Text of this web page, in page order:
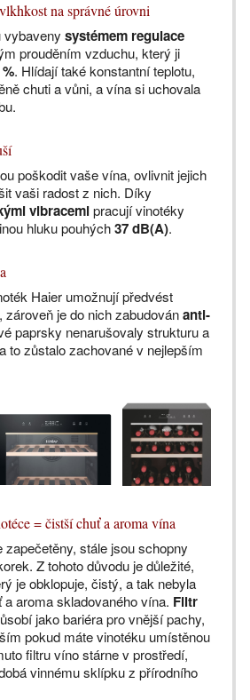
na správné úrovni
vybaveny systémem regulace
prouděním vzduchu, který ji
. Hlídají také konstantní teplotu,
chuti a vůni, a vína si uchovala
poškodit vaše vína, ovlivnit jejich
vaši radost z nich. Díky
vibracemipracují vinotéky
hluku pouhých37 dB(A).
Haier umožnují předvést
je do nich zabudovánanti-
paprsky nenarušovaly strukturu a
to zůstalo zachované v nejlepším
= čistší chuť a aroma vína
zapečetěny, stále jsou schopny
Z tohoto důvodu je důležité,
je obklopuje, čistý, a tak nebyla
a aroma skladovaného vína. Filtr
jako bariéra pro vnější pachy,
pokud máte vinotéku umístěnou
filtru víno stárne v prostředí,
vinnému sklípku z přírodního